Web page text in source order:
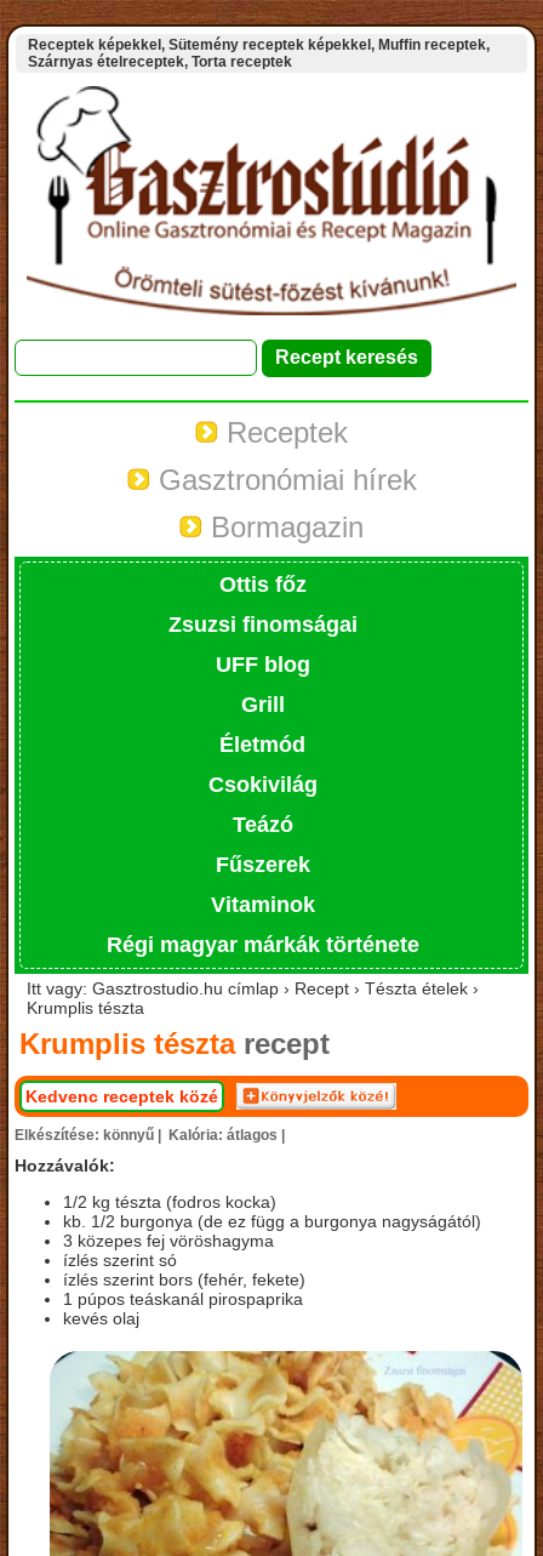
Receptek képekkel, Sütemény receptek képekkel, Muffin receptek,
Szárnyas ételreceptek, Torta receptek
Receptek
Gasztronómiai hírek
Bormagazin
Ottis főz
Zsuzsi finomságai
UFF blog
Grill
Életmód
Csokivilág
Teázó
Fűszerek
Vitaminok
Régi magyar márkák története
Itt vagy: Gasztrostudio.hu címlap › Recept › Tészta ételek ›
Krumplis tészta
Krumplis tésztarecept
Kedvenc receptek közé
Elkészítése: könnyű | Kalória: átlagos |
Hozzávalók:
1/2 kg tészta (fodros kocka)
kb. 1/2 burgonya (de ez függ a burgonya nagyságától)
3 közepes fej vöröshagyma
ízlés szerint só
ízlés szerint bors (fehér, fekete)
1 púpos teáskanál pirospaprika
kevés olaj